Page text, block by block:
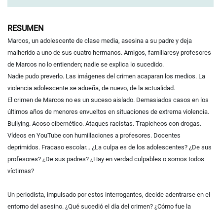
RESUMEN
Marcos, un adolescente de clase media, asesina a su padre y deja
malherido a uno de sus cuatro hermanos. Amigos, familiaresy profesores
de Marcos no lo entienden; nadie se explica lo sucedido.
Nadie pudo preverlo. Las imágenes del crimen acaparan los medios. La
violencia adolescente se adueña, de nuevo, de la actualidad.
El crimen de Marcos no es un suceso aislado. Demasiados casos en los
últimos años de menores envueltos en situaciones de extrema violencia.
Bullying. Acoso cibernético. Ataques racistas. Trapicheos con drogas.
Vídeos en YouTube con humillaciones a profesores. Docentes
deprimidos. Fracaso escolar... ¿La culpa es de los adolescentes? ¿De sus
profesores? ¿De sus padres? ¿Hay en verdad culpables o somos todos
víctimas?
Un periodista, impulsado por estos interrogantes, decide adentrarse en el
entorno del asesino. ¿Qué sucedió el día del crimen? ¿Cómo fue la